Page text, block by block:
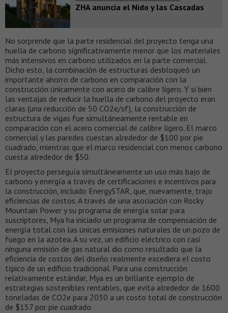
ZHA anuncia el Nido y las Cascadas
No sorprende que la parte residencial del proyecto tenga una
huella de carbono significativamente menor que los materiales
más intensivos en carbono utilizados en la parte comercial.
Dicho esto, la combinación de estructuras desbloqueó un
importante ahorro de carbono en comparación con la
construcción únicamente con acero de calibre ligero. Y si bien
las ventajas de reducir la huella de carbono del proyecto eran
claras (una reducción de 50 CO2e/sf), la construcción de
estructura de vigas fue simultáneamente rentable en
comparación con el acero comercial de calibre ligero. El marco
comercial y las paredes cuestan alrededor de $100 por pie
cuadrado, mientras que el marco residencial con menos carbono
cuesta alrededor de $50.
El proyecto perseguía simultáneamente un uso más bajo de
carbono y energía a través de certificaciones e incentivos para
la construcción, incluido EnergySTAR, que, nuevamente, trajo
eficiencias de costos. A través de una asociación con Rocky
Mountain Power y su programa de energía solar para
suscriptores, Mya ha iniciado un programa de compensación de
energía total con las únicas emisiones naturales de un pozo de
fuego en la azotea. A su vez, un edificio eléctrico con casi
ninguna emisión de gas natural dio como resultado que la
eficiencia de costos del diseño realmente excediera el costo
típico de un edificio tradicional. Para una construcción
relativamente estándar, Mya es un brillante ejemplo de
estrategias sostenibles rentables, que evita alrededor de 1600
toneladas de CO2e para 2030 a un costo total de construcción
de $157 por pie cuadrado.